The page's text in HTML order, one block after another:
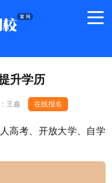
升学历
王鑫 在线报名
高考、开放大学、自学